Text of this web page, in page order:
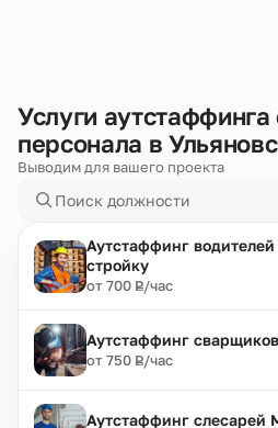
Услуги аутстаффинга
персонала в
Выводим для вашего проекта
Аутстаффинг
стройку
от 700 ₽
Р/час
Аутстаффинг
от 750 ₽
Р/час
Аутстаффинг слесарей